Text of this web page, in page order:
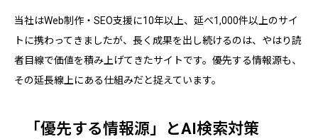
当社はWeb制作・SEO支援に10年以上、延べ1,000件以上のサイ
トに携わってきましたが、長く成果を出し続けるのは、やはり読
者目線で価値を積み上げてきたサイトです。優先する情報源も、
その延長線上にある仕組みだと捉えています。
「優先する情報源」とAI検索対策